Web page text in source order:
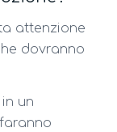
attenzione
dovranno
un